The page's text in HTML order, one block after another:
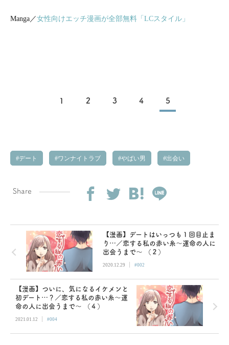
Manga／女性向けエッチ漫画が全部無料「LCスタイル」
1 2 3 4 5
デート ワンナイトラブ やばい男 出会い
Share
【漫画】デートはいっつも１回目止ま
り…／恋する私の赤い糸〜運命の人に
出会うまで〜 （２）
2020.12.29 | #002
【漫画】ついに、気になるイケメンと
初デート…？／恋する私の赤い糸〜運
命の人に出会うまで〜 （４）
2021.01.12 | #004